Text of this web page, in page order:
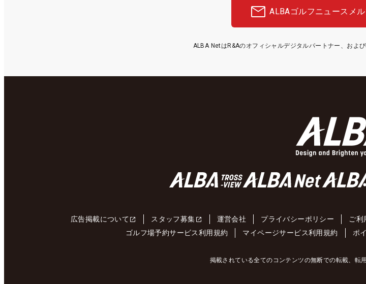
ALBAゴルフニュース メ
ALBA NetはR&Aのオフィシャルデジタルパートナー、およ
広告掲載について スタッフ募集 運営会社 プライバシーポリシー ご利
ゴルフ場予約サービス利用規約
マイページサービス利用規約 ポ
掲載されている全てのコンテンツの無断での転載、転